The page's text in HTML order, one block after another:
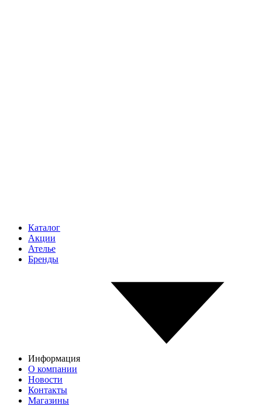
Каталог
Акции
Ателье
Бренды
Информация
О компании
Новости
Контакты
Магазины